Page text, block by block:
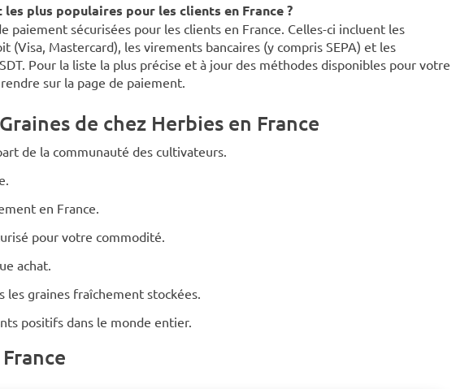
plus populaires pour les clients en France ?
paiement sécurisées pour les clients en France. Celles-ci incluent les
(Visa, Mastercard), les virements bancaires (y compris SEPA) et les
Pour la liste la plus précise et à jour des méthodes disponibles pour votre
sur la page de paiement.
de chez Herbies en France
de la communauté des cultivateurs.
en France.
pour votre commodité.
achat.
graines fraîchement stockées.
positifs dans le monde entier.